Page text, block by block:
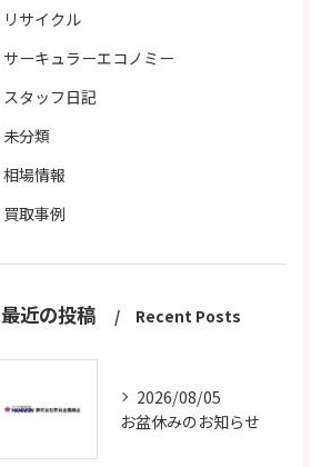
リサイクル
サーキュラーエコノミー
スタッフ日記
未分類
相場情報
買取事例
最近の投稿 Recent Posts
2026/08/05
お盆休みのお知らせ